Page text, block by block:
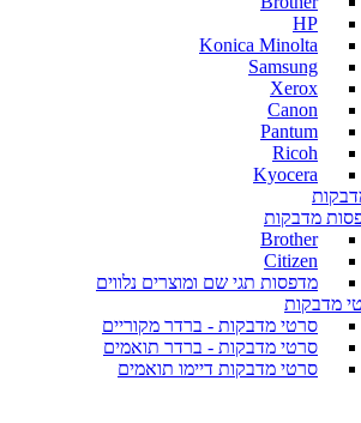
HP
Konica Minolta
Samsung
Xerox
Canon
Pantum
Ricoh
Kyocera
מדבקות
Brother
Citizen
מדפסות תגי שם ומוצרים נלווים
מדבקות
סרטי מדבקות - ברדר מקוריים
סרטי מדבקות - ברדר תואמים
סרטי מדבקות דיימו תואמים